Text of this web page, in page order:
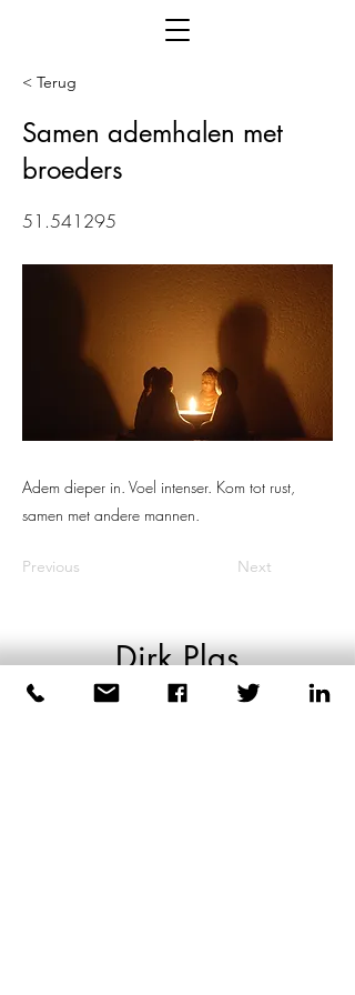
< Terug
Samen ademhalen met
broeders
51.541295
Adem dieper in. Voel intenser. Kom tot rust,
samen met andere mannen.
Previous Next
Dirk Plas
Lichaamsgerichte coaching